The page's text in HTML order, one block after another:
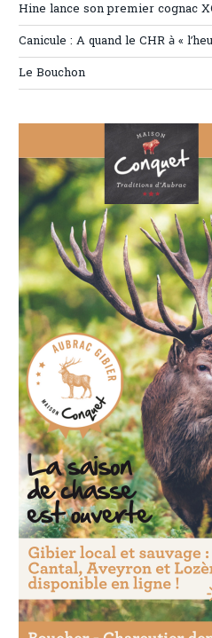
Hine lance son premier cognac
Canicule : A quand le CHR à «
Le Bouchon